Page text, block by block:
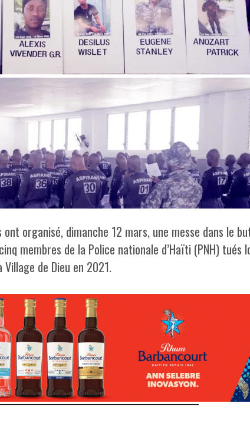
organisé, dimanche 12 mars, une messe dans le
membres de la Police nationale d’Haïti (PNH) tués
de Dieu en 2021.